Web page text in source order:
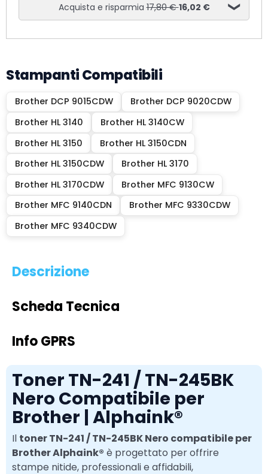
Acquista e risparmia17,80 €16,02 €
Stampanti Compatibili
Brother DCP 9015CDW
Brother DCP 9020CDW
Brother HL 3140
Brother HL 3140CW
Brother HL 3150
Brother HL 3150CDN
Brother HL 3150CDW
Brother HL 3170
Brother HL 3170CDW
Brother MFC 9130CW
Brother MFC 9140CDN
Brother MFC 9330CDW
Brother MFC 9340CDW
Descrizione
Scheda Tecnica
Info GPRS
Toner TN-241 / TN-245BK
Nero Compatibile per
Brother | Alphaink®
Il toner TN-241 / TN-245BK Nero compatibile per
Brother Alphaink® è progettato per offrire
stampe nitide, professionali e affidabili,